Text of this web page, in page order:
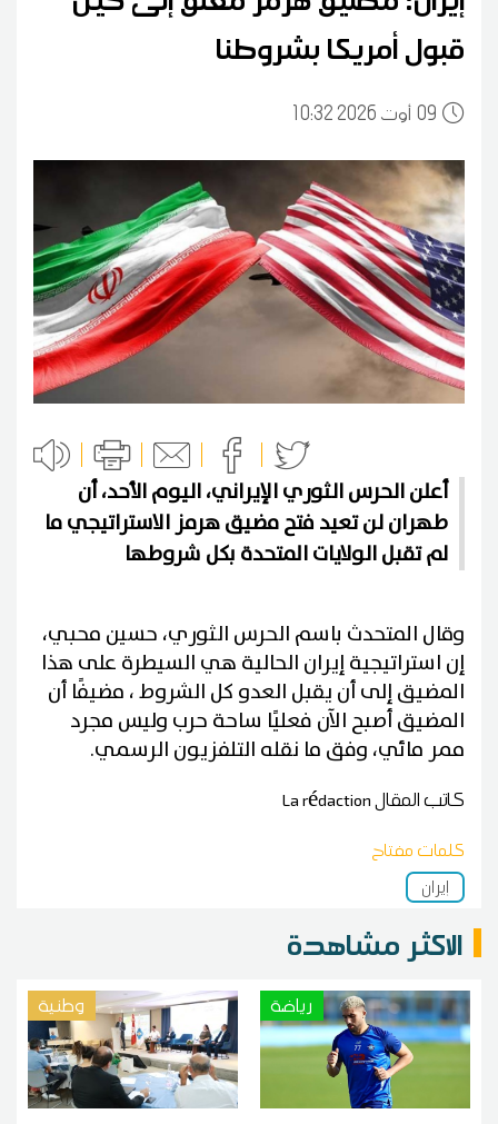
قبول أمريكا بشروطنا
0910:32 2026 أوت
أعلن الحرس الثوري الإيراني، اليوم الأحد، أن
طهران لن تعيد فتح مضيق هرمز الاستراتيجي ما
لم تقبل الولايات المتحدة بكل شروطها
وقال المتحدث باسم الحرس الثوري، حسين محبي،
إن استراتيجية إيران الحالية هي السيطرة على هذا
المضيق إلى أن يقبل العدو كل الشروط ، مضيفًا أن
المضيق أصبح الآن فعليًا ساحة حرب وليس مجرد
ممر مائي، وفق ما نقله التلفزيون الرسمي.
كاتب المقالLa rédaction
كلمات مفتاح
إيران
الاكثر مشاهدة
رياضة وطنية